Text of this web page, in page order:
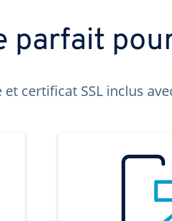
parfait
certificat SSL inclus